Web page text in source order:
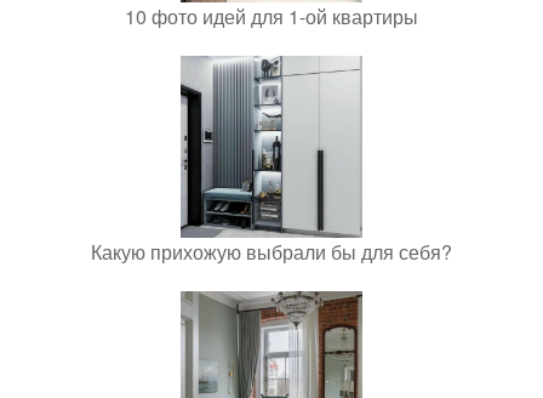
10 фото идей для 1-ой квартиры
Какую прихожую выбрали бы для себя?